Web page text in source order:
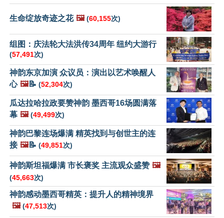
生命绽放奇迹之花 🖼️ (60,155次)
组图：庆法轮大法洪传34周年 纽约大游行
(57,491次)
神韵东京加演 众议员：演出以艺术唤醒人
心 🖼️📝 (52,304次)
瓜达拉哈拉政要赞神韵 墨西哥16场圆满落
幕 🖼️ (49,499次)
神韵巴黎连场爆满 精英找到与创世主的连
接 🖼️📝 (49,851次)
神韵斯坦福爆满 市长褒奖 主流观众盛赞 🖼️
(45,663次)
神韵感动墨西哥精英：提升人的精神境界
🖼️ (47,513次)